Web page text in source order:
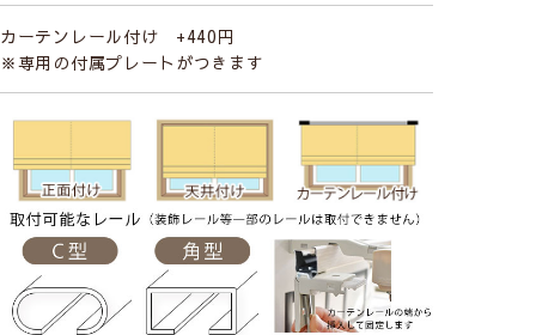
KINNAMARK－シナマーク－
スウェーデン西武のKINA(シナ)で誕生したブラン
ド。スカンジナビアの生活に育まれたデザイン性
豊かなファブリックが特徴です。
KINNAMARKの商品をすべて見る
カーテンレール付け +440円
※専用の付属プレートがつきます